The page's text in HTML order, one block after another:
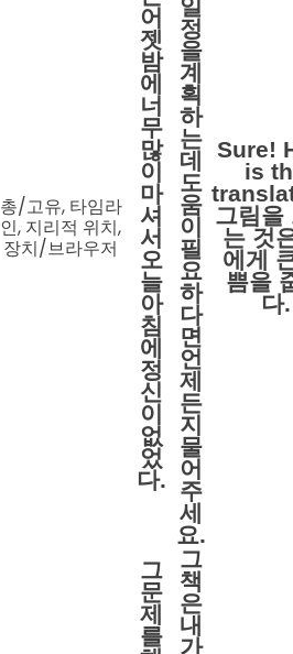
총/고유, 타임라
인, 지리적 위치,
장치/브라우저
어
젯
밤
에
너
무
많
이
마
셔
서
오
늘
아
침
에
정
신
이
없
었
다.
일
정
을
계
획
하
는
데
도
움
이
필
요
하
다
면
언
제
든
지
물
어
주
세
요.
Sure!
is
그림을
는 것
에게
쁨을
다.
그
문
제
를
그
책
은
내
가